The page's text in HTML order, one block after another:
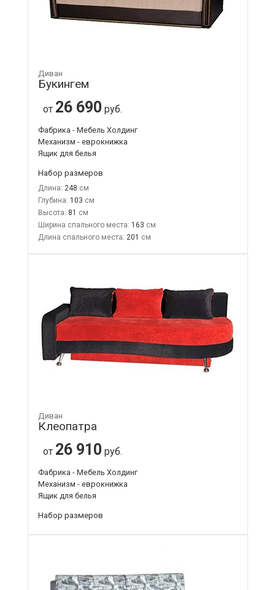
Диван
Букингем
от 26 690 руб.
Фабрика - Мебель Холдинг
Механизм - еврокнижка
Ящик для белья
Набор размеров
Длина: 248
Глубина: 103
Высота: 81
Ширина спального места: 163
Длина спального места: 201
Диван
Клеопатра
от 26 910 руб.
Фабрика - Мебель Холдинг
Механизм - еврокнижка
Ящик для белья
Набор размеров